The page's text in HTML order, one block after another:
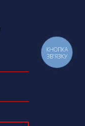
КНОПКА
ЗВ'ЯЗКУ